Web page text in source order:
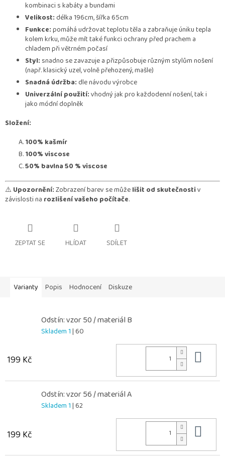
kombinaci s kabáty a bundami
Velikost: délka 196cm, šířka 65cm
Funkce:pomáhá udržovat teplotu těla a zabraňuje úniku tepla
kolem krku, může mít také funkci ochrany před prachem a
chladem při větrném počasí
Styl: snadno se zavazuje a přizpůsobuje různým stylům nošení
(např. klasický uzel, volně přehozený, mašle)
Snadná údržba: dle návodu výrobce
Univerzální použití:vhodný jak pro každodenní nošení, tak i
jako módní doplněk
Složení:
100% kašmír
100% viscose
50% bavlna 50 % viscose
⚠️ Upozornění:Zobrazení barev se můželišit od skutečnostiv
závislosti na rozlišení vašeho počítače.
ZEPTAT SE HLÍDAT SDÍLET
Varianty Popis Hodnocení Diskuze
Odstín: vzor 50 / materiál B
Skladem 1| 60
199 Kč
Odstín: vzor 56 / materiál A
Skladem 1| 62
199 Kč